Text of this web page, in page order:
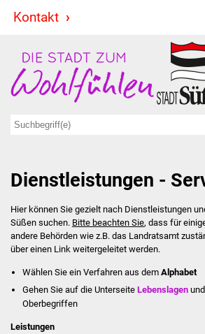
Kontakt
Stadt &
Dienstleistungen -
Hier können Sie gezielt nach Dienstleistungen
Süßen suchen. Bitte beachten Sie, dass für
andere Behörden wie z.B. das Landratsamt
über einen Link weitergeleitet werden.
Wählen Sie ein Verfahren aus dem Alphabet
Gehen Sie auf die UnterseiteLebenslagen
Oberbegriffen
Leistungen